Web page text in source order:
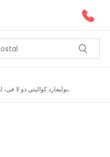
بوليفارد كواليتي دو لا في، لو كرام، مبنى آي كيو سمارت ومركز الأعمال،